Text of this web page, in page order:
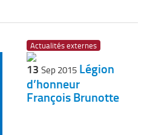
Actualités externes
13 Sep 2015 Légion
d’honneur
François Brunotte